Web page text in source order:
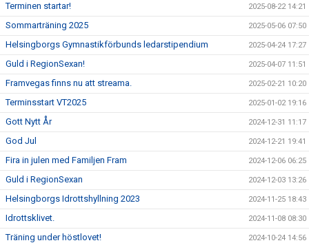
Terminen startar! 2025-08-22 14:21
Sommarträning 2025 2025-05-06 07:50
Helsingborgs Gymnastikförbunds ledarstipendium 2025-04-24 17:27
Guld i RegionSexan! 2025-04-07 11:51
Framvegas finns nu att streama. 2025-02-21 10:20
Terminsstart VT2025 2025-01-02 19:16
Gott Nytt År 2024-12-31 11:17
God Jul 2024-12-21 19:41
Fira in julen med Familjen Fram 2024-12-06 06:25
Guld i RegionSexan 2024-12-03 13:26
Helsingborgs Idrottshyllning 2023 2024-11-25 18:43
Idrottsklivet. 2024-11-08 08:30
Träning under höstlovet! 2024-10-24 14:56